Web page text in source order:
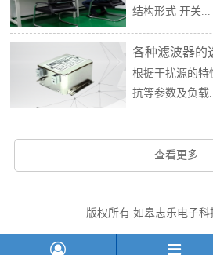
结构形式 开关...
各种滤波器的
根据干扰源的特
抗等参数及负载...
查看更多
版权所有 如皋志乐电子科